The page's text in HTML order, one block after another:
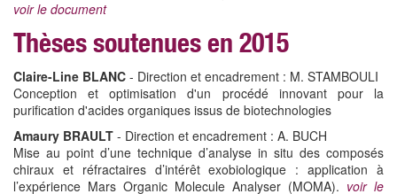
voir le document
Thèses soutenues en 2015
Claire-Line BLANC - Direction et encadrement : M. STAMBOULI
Conception et optimisation d'un procédé innovant pour la
purification d'acides organiques issus de biotechnologies
Amaury BRAULT - Direction et encadrement : A. BUCH
Mise au point d’une technique d’analyse in situ des composés
chiraux et réfractaires d’intérêt exobiologique : application à
l’expérience Mars Organic Molecule Analyser (MOMA). voir le